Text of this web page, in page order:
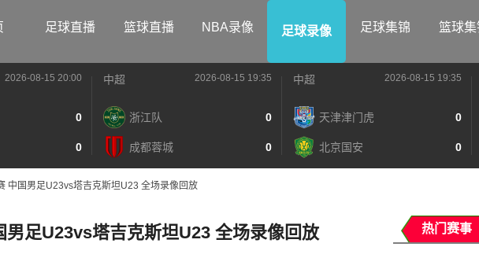
足球直播 篮球直播 NBA录像 足球录像 足球集锦 篮球集
2026-08-15 20:00
0
0
中超 2026-08-15 19:35
浙江队 0
成都蓉城 0
中超 2026-08-15 19:35
天津津门虎 0
北京国安 0
中国男足U23vs塔吉克斯坦U23 全场录像回放
足U23vs塔吉克斯坦U23 全场录像回放 热门赛事